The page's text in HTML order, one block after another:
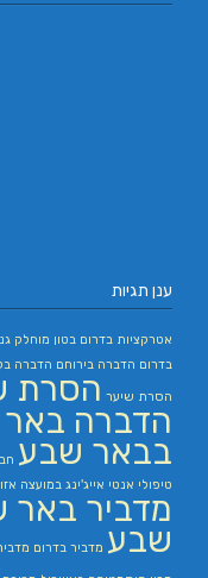
ענן תגיות
אטרקציות בדרום בטון מוחלק
בדרום הדברה בירוחם הדברה
הסרת שיער הסרת
הדברה
בבאר שבע
טיפולי אנטי אייג'ינג במועצה
מדביר באר
שבע מדביר בדרום